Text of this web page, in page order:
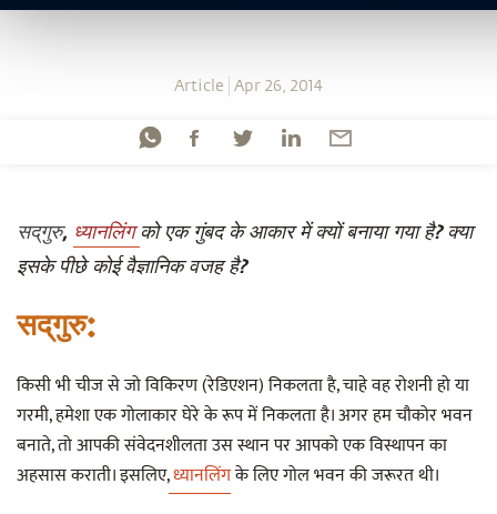
Article Apr 26, 2014
सद्‌गुरु, ध्यानलिंगको एक गुंबद के आकार में क्यों बनाया गया है? क्या
इसके पीछे कोई वैज्ञानिक वजह है?
सद्‌गुरु:
किसी भी चीज से जो विकिरण (रेडिएशन) निकलता है, चाहे वह रोशनी हो या
गरमी, हमेशा एक गोलाकार घेरे के रूप में निकलता है। अगर हम चौकोर भवन
बनाते, तो आपकी संवेदनशीलता उस स्थान पर आपको एक विस्थापन का
अहसास कराती। इसलिए,ध्यानलिंगके लिए गोल भवन की जरूरत थी।